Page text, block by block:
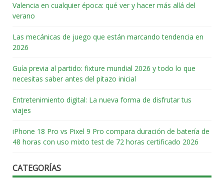
Valencia en cualquier época: qué ver y hacer más allá del
verano
Las mecánicas de juego que están marcando tendencia en
2026
Guía previa al partido: fixture mundial 2026 y todo lo que
necesitas saber antes del pitazo inicial
Entretenimiento digital: La nueva forma de disfrutar tus
viajes
iPhone 18 Pro vs Pixel 9 Pro compara duración de batería de
48 horas con uso mixto test de 72 horas certificado 2026
CATEGORÍAS